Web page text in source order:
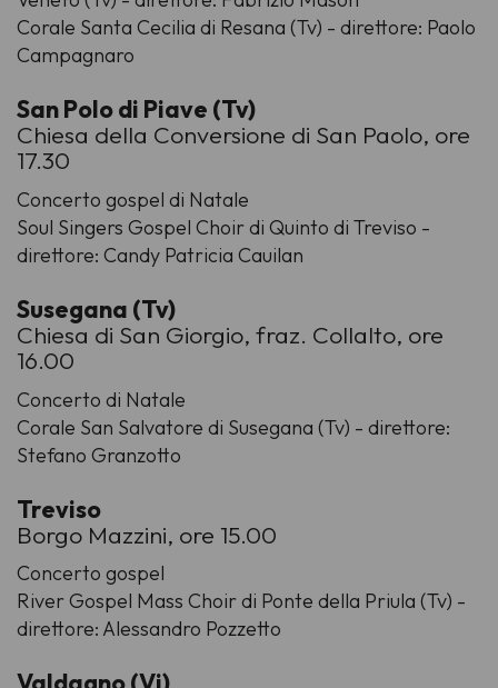
Corale Santa Cecilia di Resana (Tv) - direttore: Paolo
Campagnaro
San Polo di Piave (Tv)
Chiesa della Conversione di San Paolo, ore
17.30
Concerto gospel di Natale
Soul Singers Gospel Choir di Quinto di Treviso -
direttore: Candy Patricia Cauilan
Susegana (Tv)
Chiesa di San Giorgio, fraz. Collalto, ore
16.00
Concerto di Natale
Corale San Salvatore di Susegana (Tv) - direttore:
Stefano Granzotto
Treviso
Borgo Mazzini, ore 15.00
Concerto gospel
River Gospel Mass Choir di Ponte della Priula (Tv) -
direttore: Alessandro Pozzetto